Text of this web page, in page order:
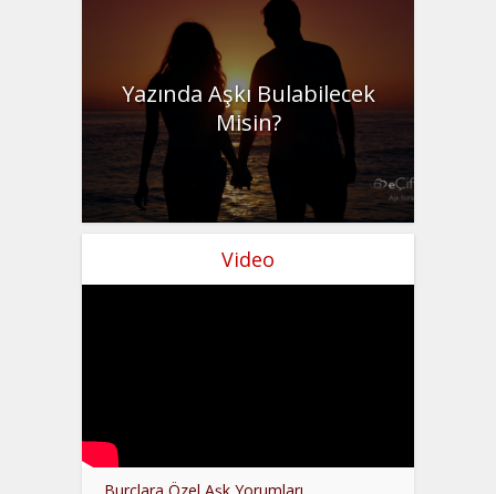
Yazında Aşkı Bulabilecek
Misin?
Video